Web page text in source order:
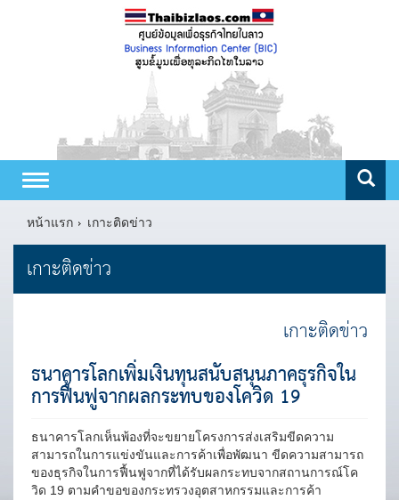
Toggle
navigation
หน้าแรก
เกาะติดข่าว
เกาะติดข่าว
เกาะติดข่าว
ธนาคารโลกเพิ่มเงินทุนสนับสนุนภาคธุรกิจใน
การฟื้นฟูจากผลกระทบของโควิด 19
ธนาคารโลกเห็นพ้องที่จะขยายโครงการส่งเสริมขีดความ
สามารถในการแข่งขันและการค้าเพื่อพัฒนา ขีดความสามารถ
ของธุรกิจในการฟื้นฟูจากที่ได้รับผลกระทบจากสถานการณ์โค
วิด 19 ตามคำขอของกระทรวงอุตสาหกรรมและการค้า